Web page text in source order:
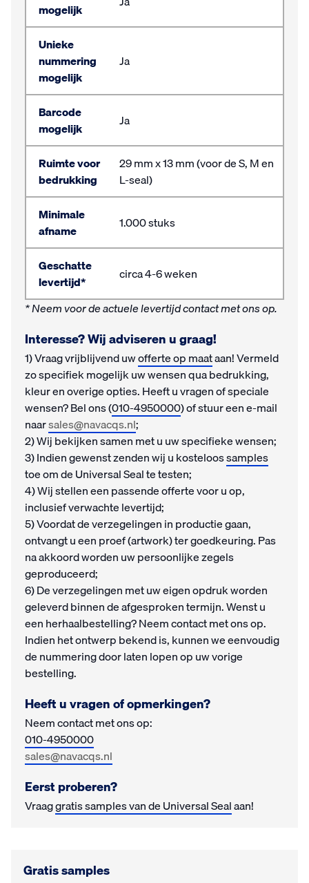
mogelijk
Unieke
nummering
mogelijk
Ja
Barcode
mogelijk
Ja
Ruimte voor
bedrukking
29 mm x 13 mm (voor de S, M en
L-seal)
Minimale
afname
1.000 stuks
Geschatte
levertijd*
circa 4-6 weken
* Neem voor de actuele levertijd contact met ons op.
Interesse? Wij adviseren u graag!
1) Vraag vrijblijvend uwofferte op maataan! Vermeld
zo specifiek mogelijk uw wensen qua bedrukking,
kleur en overige opties. Heeft u vragen of speciale
wensen? Bel ons (010-4950000) of stuur een e-mail
naarsales@navacqs.nl;
2) Wij bekijken samen met u uw specifieke wensen;
3) Indien gewenst zenden wij u kosteloossamples
toe om de Universal Seal te testen;
4) Wij stellen een passende offerte voor u op,
inclusief verwachte levertijd;
5) Voordat de verzegelingen in productie gaan,
ontvangt u een proef (artwork) ter goedkeuring. Pas
na akkoord worden uw persoonlijke zegels
geproduceerd;
6) De verzegelingen met uw eigen opdruk worden
geleverd binnen de afgesproken termijn. Wenst u
een herhaalbestelling? Neem contact met ons op.
Indien het ontwerp bekend is, kunnen we eenvoudig
de nummering door laten lopen op uw vorige
bestelling.
Heeft u vragen of opmerkingen?
Neem contact met ons op:
010-4950000
sales@navacqs.nl
Eerst proberen?
Vraaggratis samples van de Universal Sealaan!
Gratis samples